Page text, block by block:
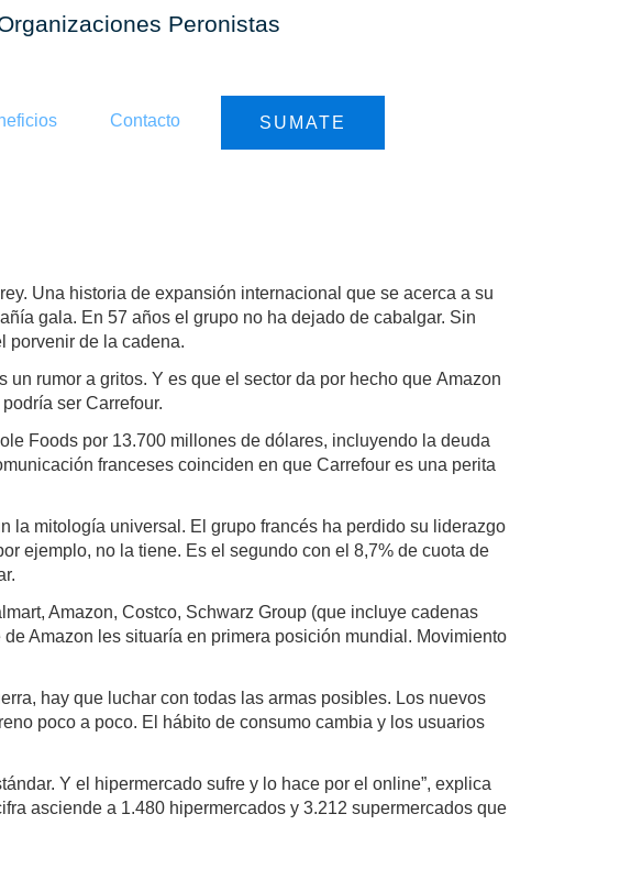
Peronistas
Contacto SUMATE
Una historia de expansión internacional que se acerca a su
gala. En 57 años el grupo no ha dejado de cabalgar. Sin
porvenir de la cadena.
rumor a gritos. Y es que el sector da por hecho que Amazon
ser Carrefour.
Foods por 13.700 millones de dólares, incluyendo la deuda
franceses coinciden en que Carrefour es una perita
la mitología universal. El grupo francés ha perdido su liderazgo
ejemplo, no la tiene. Es el segundo con el 8,7% de cuota de
Amazon, Costco, Schwarz Group (que incluye cadenas
Amazon les situaría en primera posición mundial. Movimiento
hay que luchar con todas las armas posibles. Los nuevos
poco a poco. El hábito de consumo cambia y los usuarios
Y el hipermercado sufre y lo hace por el online”, explica
asciende a 1.480 hipermercados y 3.212 supermercados que